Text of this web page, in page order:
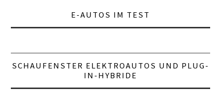
E-AUTOS IM TEST
SCHAUFENSTER ELEKTROAUTOS UND PLUG-
IN-HYBRIDE